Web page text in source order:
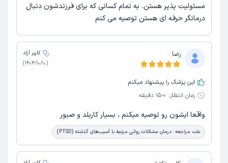
مسئولیت پذیر هستن. به تمام کسانی که برای فرزندشون دنبال
درمانگر حرفه ای هستن توصیه می کنم
رضا
کاربر آزاد
(
1404/10/10
)
این پزشک را پیشنهاد میکنم
زمان انتظار: 0-15 دقیقه
واقعا ایشون رو توصیه میکنم ، بسیار کاربلد و صبور
علت مراجعه: درمان مشکلات روانی مرتبط با آسیب‌های گذشته (PTSD)